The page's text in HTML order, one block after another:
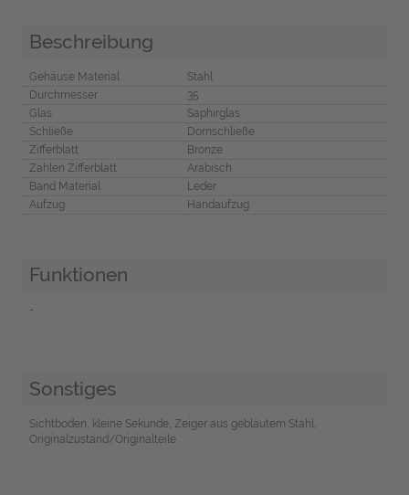
Beschreibung
Gehäuse Material
Stahl
Durchmesser
35
Glas
Saphirglas
Schließe
Dornschließe
Zifferblatt
Bronze
Zahlen Zifferblatt
Arabisch
Band Material
Leder
Aufzug
Handaufzug
Funktionen
-
Sonstiges
Sichtboden, kleine Sekunde, Zeiger aus gebläutem Stahl,
Originalzustand/Originalteile